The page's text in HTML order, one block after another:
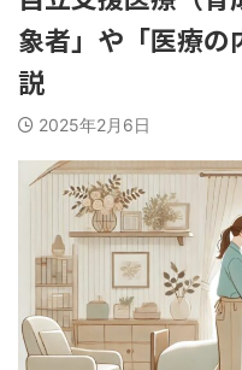
象者」や「医療
説
2025年2月6日